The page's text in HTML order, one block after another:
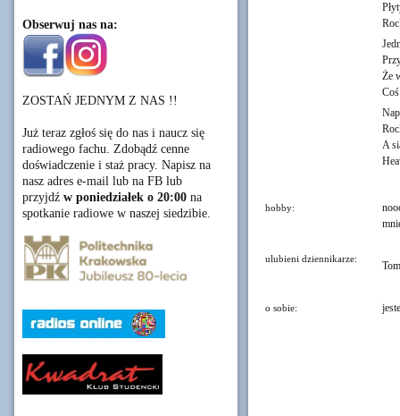
Obserwuj nas na:
ZOSTAŃ JEDNYM Z NAS !!
Już teraz zgłoś się do nas i naucz się
radiowego fachu. Zdobądź cenne
doświadczenie i staż pracy. Napisz na
nasz adres e-mail lub na FB lub
przyjdź w poniedziałek o 20:00 na
spotkanie radiowe w naszej siedzibie.
Że
A
hobby:
ulubieni dziennikarze:
o sobie: